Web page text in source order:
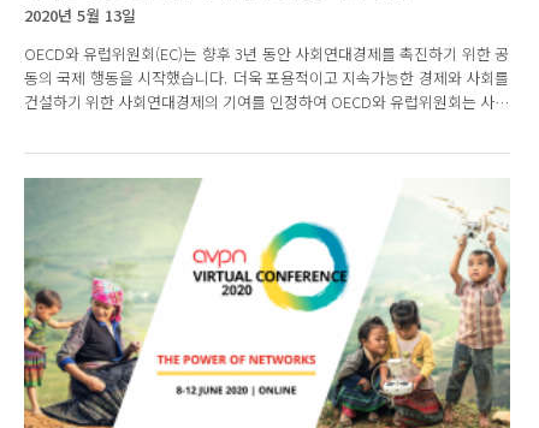
2020년 5월 13일
OECD와 유럽위원회(EC)는 향후 3년 동안 사회연대경제를 촉진하기 위한 공
동의 국제 행동을 시작했습니다. 더욱 포용적이고 지속가능한 경제와 사회를
건설하기 위한 사회연대경제의 기여를 인정하여 OECD와 유럽위원회는 사회